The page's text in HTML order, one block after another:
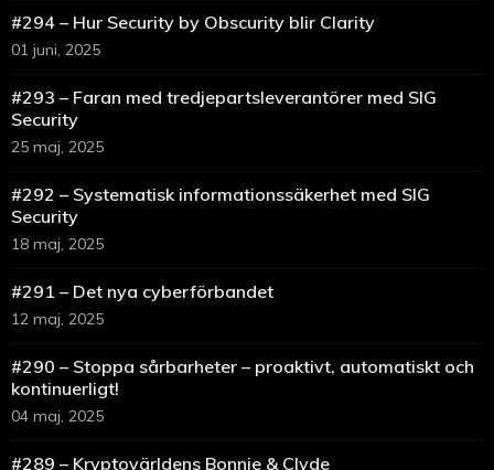
#294 – Hur Security by Obscurity blir Clarity
01 juni, 2025
#293 – Faran med tredjepartsleverantörer med SIG
Security
25 maj, 2025
#292 – Systematisk informationssäkerhet med SIG
Security
18 maj, 2025
#291 – Det nya cyberförbandet
12 maj, 2025
#290 – Stoppa sårbarheter – proaktivt, automatiskt och
kontinuerligt!
04 maj, 2025
#289 – Kryptovärldens Bonnie & Clyde